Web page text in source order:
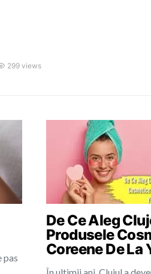
299 views
pas
De Ce Aleg
Produsele
Coreene De La